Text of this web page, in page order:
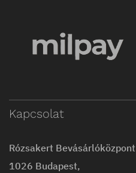
Kapcsolat
Rózsakert Bevásárlóközpont
1026 Budapest,